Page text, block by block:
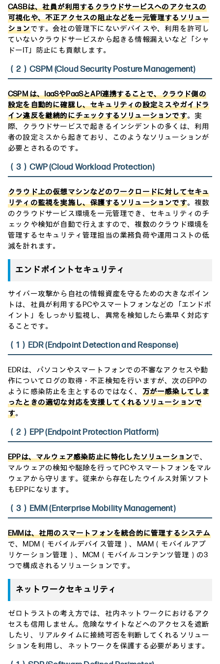
CASBは、社員が利用するクラウドサービスへのアクセスの
可視化や、不正アクセスの阻止などを一元管理するソリュー
ションです。会社の管理下にないデバイスや、利用を許可し
ていないクラウドサービスから起きる情報漏えいなど「シャ
ドーIT」防止にも貢献します。
（2）CSPM (Cloud Security Posture Management)
CSPM は、IaaSやPaaSとAPI連携することで、クラウド側の
設定を自動的に確認し、セキュリティの設定ミスやガイドラ
イン違反を継続的にチェックするソリューションです。実
際、クラウドサービスで起きるインシデントの多くは、利用
者の設定ミスから起きており、このようなソリューションが
必要とされるのです。
（3）CWP (Cloud Workload Protection)
クラウド上の仮想マシンなどのワークロードに対してセキュ
リティの監視を実施し、保護するソリューションです。複数
のクラウドサービス環境を一元管理でき、セキュリティのチ
ェックや検知が自動で行えますので、複数のクラウド環境を
管理するセキュリティ管理担当の業務負荷や運用コストの低
減を計れます。
エンドポイントセキュリティ
サイバー攻撃から自社の情報資産を守るための大きなポイン
トは、社員が利用するPCやスマートフォンなどの「エンドポ
イント」をしっかり監視し、異常を検知したら素早く対応す
ることです。
（1）EDR (Endpoint Detection and Response)
EDRは、パソコンやスマートフォンでの不審なアクセスや動
作についてログの取得・不正検知を行いますが、次のEPPの
ように感染防止を主とするのではなく、 万が一感染してしま
ったときの適切な対応を支援してくれるソリューションで
す。
（2）EPP (Endpoint Protection Platform)
EPPは、マルウェア感染防止に特化したソリューションで、
マルウェアの検知や駆除を行ってPCやスマートフォンをマル
ウェアから守ります。従来から存在したウイルス対策ソフト
もEPPになります。
（3）EMM (Enterprise Mobility Management)
EMMは、社用のスマートフォンを統合的に管理するシステム
で、MDM（モバイルデバイス管理）、MAM（モバイルアプ
リケーション管理）、MCM（モバイルコンテンツ管理）の3
つで構成されるソリューションです。
ネットワークセキュリティ
ゼロトラストの考え方では、社内ネットワークにおけるアク
セスも信用しません。危険なサイトなどへのアクセスを遮断
したり、リアルタイムに接続可否を判断してくれるソリュー
ションを利用し、ネットワークを保護する必要があります。